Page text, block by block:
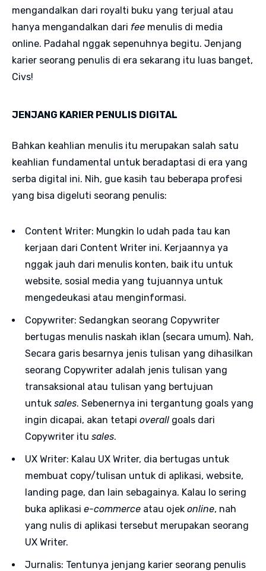
mengandalkan dari royalti buku yang terjual atau
hanya mengandalkan dari fee menulis di media
online. Padahal nggak sepenuhnya begitu. Jenjang
karier seorang penulis di era sekarang itu luas banget,
Civs!
JENJANG KARIER PENULIS DIGITAL
Bahkan keahlian menulis itu merupakan salah satu
keahlian fundamental untuk beradaptasi di era yang
serba digital ini. Nih, gue kasih tau beberapa profesi
yang bisa digeluti seorang penulis:
Content Writer: Mungkin lo udah pada tau kan
kerjaan dari Content Writer ini. Kerjaannya ya
nggak jauh dari menulis konten, baik itu untuk
website, sosial media yang tujuannya untuk
mengedeukasi atau menginformasi.
Copywriter: Sedangkan seorang Copywriter
bertugas menulis naskah iklan (secara umum). Nah,
Secara garis besarnya jenis tulisan yang dihasilkan
seorang Copywriter adalah jenis tulisan yang
transaksional atau tulisan yang bertujuan
untuk sales. Sebenernya ini tergantung goals yang
ingin dicapai, akan tetapi overall goals dari
Copywriter itu sales.
UX Writer: Kalau UX Writer, dia bertugas untuk
membuat copy/tulisan untuk di aplikasi, website,
landing page, dan lain sebagainya. Kalau lo sering
buka aplikasi e-commerce atau ojek online, nah
yang nulis di aplikasi tersebut merupakan seorang
UX Writer.
Jurnalis: Tentunya jenjang karier seorang penulis